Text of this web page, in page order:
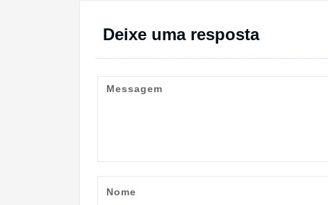
Deixe uma resposta